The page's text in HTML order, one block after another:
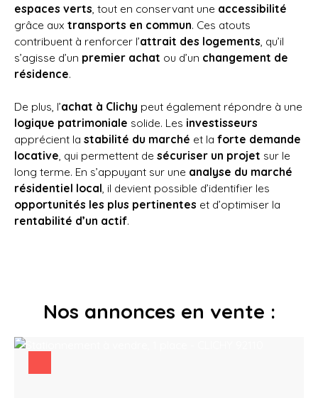
espaces verts , tout en conservant une accessibilité
grâce aux transports en commun. Ces atouts
contribuent à renforcer l’attrait des logements , qu’il
s’agisse d’un premier achat ou d’un changement de
résidence.
De plus, l’achat à Clichy peut également répondre à une
logique patrimoniale solide. Les investisseurs
apprécient la stabilité du marché et la forte demande
locative , qui permettent de sécuriser un projet sur le
long terme. En s’appuyant sur une analyse du marché
résidentiel local , il devient possible d’identifier les
opportunités les plus pertinentes et d’optimiser la
rentabilité d’un actif.
Nos annonces en vente :